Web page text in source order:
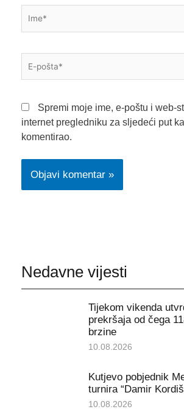
pošta*
Spremi moje ime, e-poštu i web-
internet pregledniku za sljedeći put
komentirao.
Nedavne vijesti
Tijekom vikenda
prekršaja od čega
brzine
10.08.2026
Kutjevo pobjednik
turnira “Damir
10.08.2026